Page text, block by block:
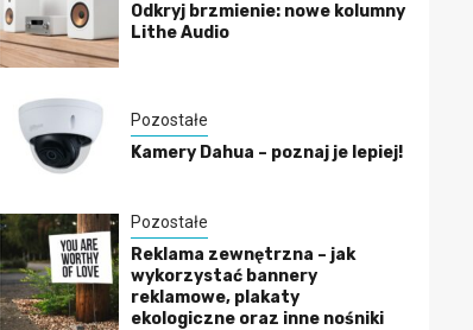
Odkryj brzmienie: nowe kolumny
Lithe Audio
Pozostałe
Kamery Dahua – poznaj je lepiej!
Pozostałe
Reklama zewnętrzna – jak
wykorzystać bannery
reklamowe, plakaty
ekologiczne oraz inne nośniki